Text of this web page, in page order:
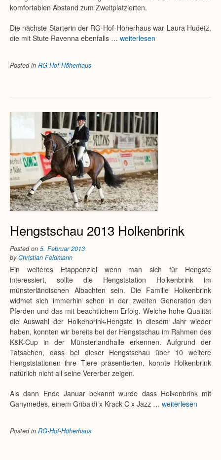
komfortablen Abstand zum Zweitplatzierten.
Die nächste Starterin der RG-Hof-Höherhaus war Laura Hudetz,
die mit Stute Ravenna ebenfalls … weiterlesen
Posted in RG-Hof-Höherhaus
Hengstschau 2013 Holkenbrink
Posted on 5. Februar 2013
byChristian Feldmann
Ein weiteres Etappenziel wenn man sich für Hengste
interessiert, sollte die Hengststation Holkenbrink im
münsterländischen Albachten sein. Die Familie Holkenbrink
widmet sich immerhin schon in der zweiten Generation den
Pferden und das mit beachtlichem Erfolg. Welche hohe Qualität
die Auswahl der Holkenbrink-Hengste in diesem Jahr wieder
haben, konnten wir bereits bei der Hengstschau im Rahmen des
K&K-Cup in der Münsterlandhalle erkennen. Aufgrund der
Tatsachen, dass bei dieser Hengstschau über 10 weitere
Hengststationen ihre Tiere präsentierten, konnte Holkenbrink
natürlich nicht all seine Vererber zeigen.
Als dann Ende Januar bekannt wurde dass Holkenbrink mit
Ganymedes, einem Gribaldi x Krack C x Jazz … weiterlesen
Posted in RG-Hof-Höherhaus